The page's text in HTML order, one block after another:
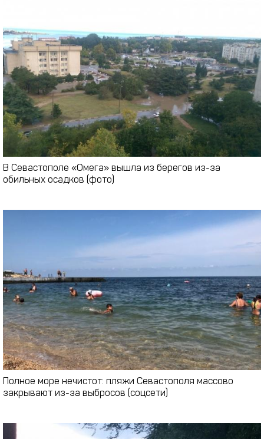
В Севастополе «Омега» вышла из берегов из-за
обильных осадков (фото)
Полное море нечистот: пляжи Севастополя массово
закрывают из-за выбросов (соцсети)